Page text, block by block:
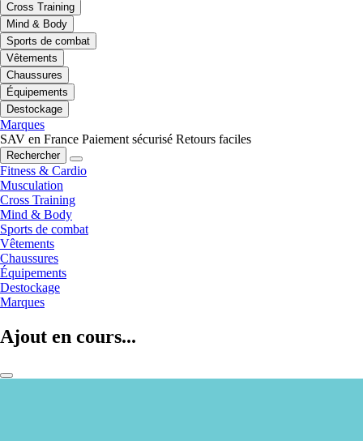
Cross Training
Mind & Body
Sports de combat
Vêtements
Chaussures
Équipements
Destockage
Marques
SAV en France Paiement sécurisé Retours faciles
Rechercher
Fitness & Cardio
Musculation
Cross Training
Mind & Body
Sports de combat
Vêtements
Chaussures
Équipements
Destockage
Marques
Ajout en cours...